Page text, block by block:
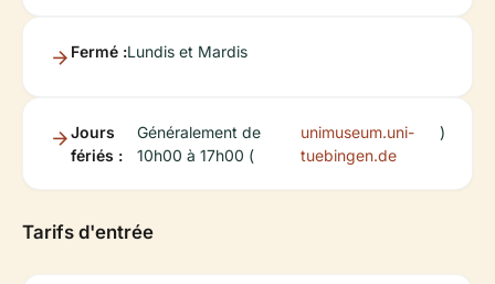
Fermé :Lundis et Mardis
Jours
fériés :
Généralement de
10h00 à 17h00 (
unimuseum.uni-
tuebingen.de
)
Tarifs d'entrée